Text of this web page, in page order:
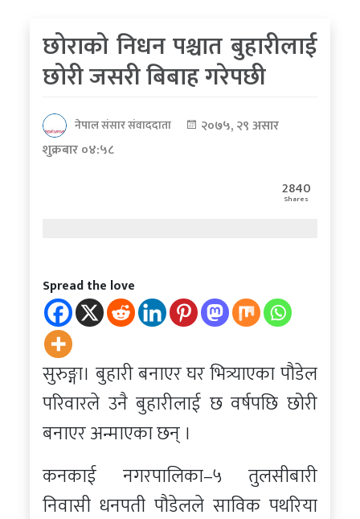
पत्रपत्रिकाबाट
छोराको निधन पश्चात बुहारीलाई
छोरी जसरी बिबाह गरेपछी
नेपाल संसार संवाददाता
२०७५, २९ असार
शुक्रबार ०४:५८
2840
Shares
Spread the love
सुरुङ्गा। बुहारी बनाएर घर भित्र्याएका पौडेल
परिवारले उनै बुहारीलाई छ वर्षपछि छोरी
बनाएर अन्माएका छन् ।
कनकाई नगरपालिका–५ तुलसीबारी
निवासी धनपती पौडेलले साविक पथरिया